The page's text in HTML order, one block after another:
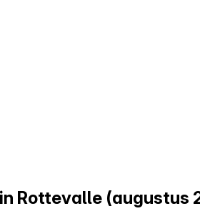
Rottevalle (augustus